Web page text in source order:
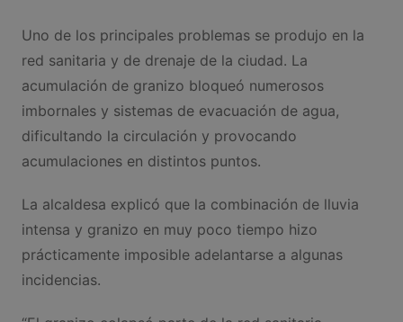
Uno de los principales problemas se produjo en la
red sanitaria y de drenaje de la ciudad. La
acumulación de granizo bloqueó numerosos
imbornales y sistemas de evacuación de agua,
dificultando la circulación y provocando
acumulaciones en distintos puntos.
La alcaldesa explicó que la combinación de lluvia
intensa y granizo en muy poco tiempo hizo
prácticamente imposible adelantarse a algunas
incidencias.